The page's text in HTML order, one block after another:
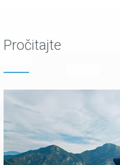
Pročitajte